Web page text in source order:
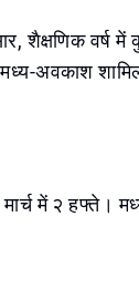
शैक्षणिक वर्ष
अवकाश
में २ हफ्ते।